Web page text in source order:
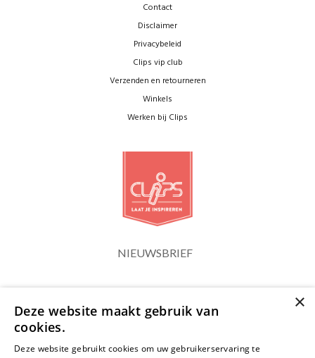
Contact
Disclaimer
Privacybeleid
Clips vip club
Verzenden en retourneren
Winkels
Werken bij Clips
NIEUWSBRIEF
×
Deze website maakt gebruik van
cookies.
Deze website gebruikt cookies om uw gebruikerservaring te